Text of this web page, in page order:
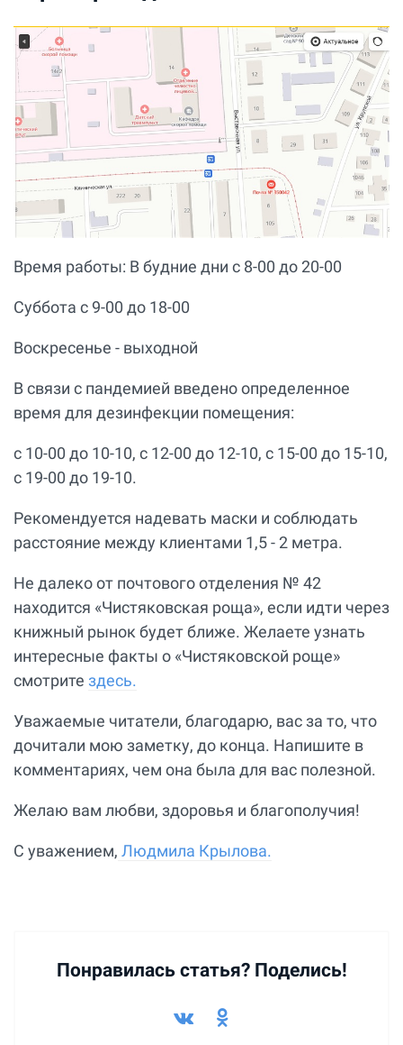
Время работы: В будние дни с 8-00 до 20-00
Суббота с 9-00 до 18-00
Воскресенье - выходной
В связи с пандемией введено определенное
время для дезинфекции помещения:
с 10-00 до 10-10, с 12-00 до 12-10, с 15-00 до 15-10,
с 19-00 до 19-10.
Рекомендуется надевать маски и соблюдать
расстояние между клиентами 1,5 - 2 метра.
Не далеко от почтового отделения № 42
находится «Чистяковская роща», если идти через
книжный рынок будет ближе. Желаете узнать
интересные факты о «Чистяковской роще»
смотрите здесь.
Уважаемые читатели, благодарю, вас за то, что
дочитали мою заметку, до конца. Напишите в
комментариях, чем она была для вас полезной.
Желаю вам любви, здоровья и благополучия!
С уважением, Людмила Крылова.
Понравилась статья? Поделись!